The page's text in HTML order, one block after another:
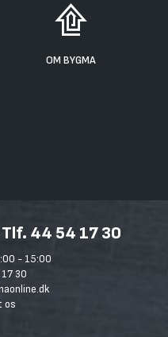
OM BYGMA
44 54 17 30
- 15:00
30
os